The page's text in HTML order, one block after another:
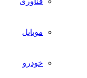
موبایل
خودرو